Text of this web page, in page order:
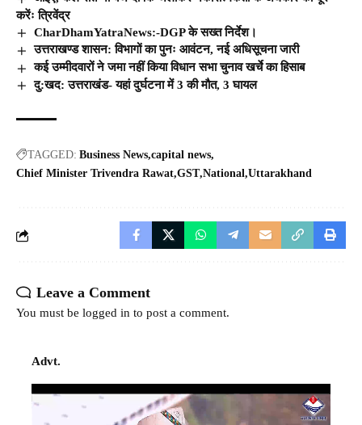
करेंः त्रिवेंद्र
CharDhamYatraNews:-DGP के सख्त निर्देश।
उत्तराखण्ड शासन: विभागों का पुनः आवंटन, नई अधिसूचना जारी
कई उम्मीदवारों ने जमा नहीं किया विधान सभा चुनाव खर्चे का हिसाब
दु:खद: उत्तराखंड- यहां दुर्घटना में 3 की मौत, 3 घायल
TAGGED: Business News capital news
Chief Minister Trivendra Rawat GST National Uttarakhand
Leave a Comment
You must be logged in to post a comment.
Advt.
Video